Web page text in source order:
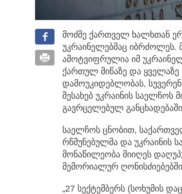
მოძმე ქართველ ხალხთან
უკრაინელებმაც იბრძოლეს.
ამოტვიფრულია იმ
ქართულ მიწაზე და ყველაზე
დამოუკიდებლობას,
შესახებ უკრაინის საელჩოს
გავრცელებულ
საელჩოს ცნობით,
რწმუნებულმა და უკრაინის
მონაწილეობა მიიღეს
მემორიალურ
„27 სექტემბერს (სოხუმის